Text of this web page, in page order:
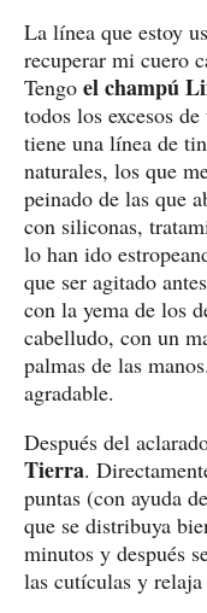
La línea que estoy
recuperar mi cuero
Tengo el champú
todos los excesos
tiene una línea de
naturales, los que
peinado de las que
con siliconas,
lo han ido
que ser agitado
con la yema de los
cabelludo, con un
palmas de las
agradable.
Después del
Tierra.
puntas (con ayuda
que se distribuya
minutos y después
las cutículas y